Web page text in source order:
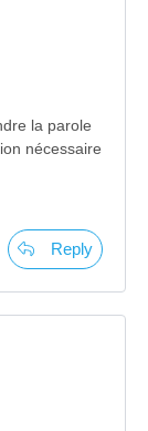
la parole
nécessaire
Reply